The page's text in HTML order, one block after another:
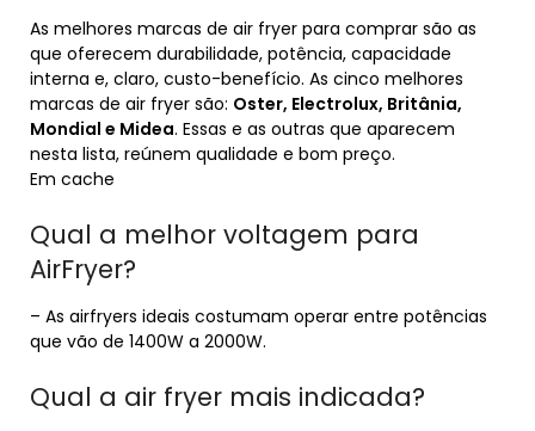
As melhores marcas de air fryer para comprar são as
que oferecem durabilidade, potência, capacidade
interna e, claro, custo-benefício. As cinco melhores
marcas de air fryer são: Oster, Electrolux, Britânia,
Mondial e Midea. Essas e as outras que aparecem
nesta lista, reúnem qualidade e bom preço.
Em cache
Qual a melhor voltagem para
AirFryer?
– As airfryers ideais costumam operar entre potências
que vão de 1400W a 2000W.
Qual a air fryer mais indicada?